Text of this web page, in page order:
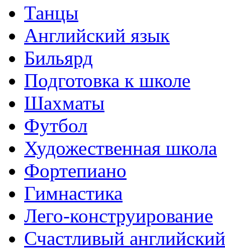
Танцы
Английский язык
Бильярд
Подготовка к школе
Шахматы
Футбол
Художественная школа
Фортепиано
Гимнастика
Лего-конструирование
Счастливый английский